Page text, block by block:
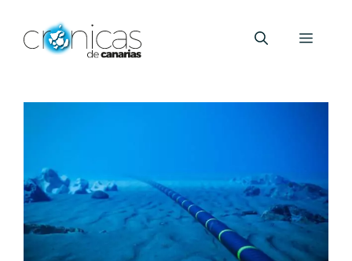
contenido
Menú